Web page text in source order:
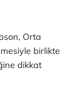
Orta
birlikte
dikkat